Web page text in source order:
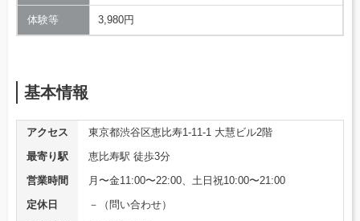
体験等 3,980円
基本情報
アクセス
東京都渋谷区恵比寿1-11-1 大慧ビル2階
最寄り駅
恵比寿駅 徒歩3分
営業時間
月〜金11:00〜22:00、土日祝10:00〜21:00
定休日
－（問い合わせ）